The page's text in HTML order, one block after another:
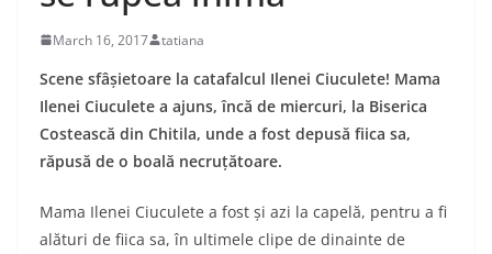
March 16, 2017 tatiana
Scene sfâșietoare la catafalcul Ilenei Ciuculete! Mama
Ilenei Ciuculete a ajuns, încă de miercuri, la Biserica
Costească din Chitila, unde a fost depusă fiica sa,
răpusă de o boală necruțătoare.
Mama Ilenei Ciuculete a fost și azi la capelă, pentru a fi
alături de fiica sa, în ultimele clipe de dinainte de